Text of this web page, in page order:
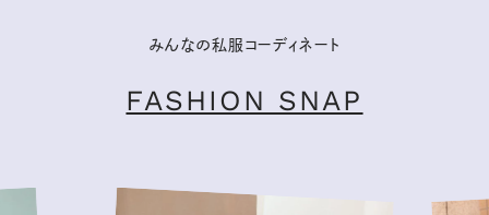
みんなの私服コーディネート
FASHION SNAP